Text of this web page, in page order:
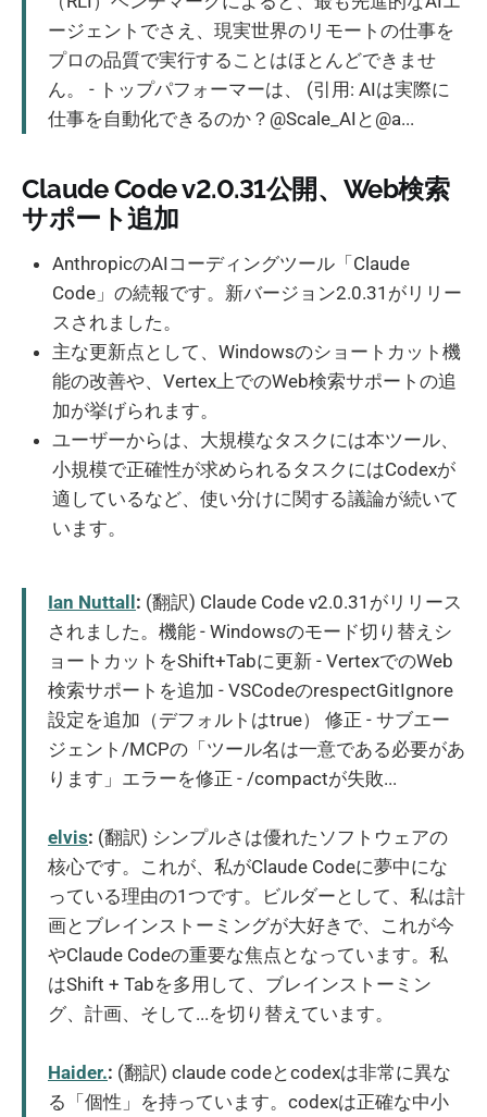
ージェントでさえ、現実世界のリモートの仕事を
プロの品質で実行することはほとんどできませ
ん。 - トップパフォーマーは、 (引用: AIは実際に
仕事を自動化できるのか？@Scale_AIと@a...
Claude Code v2.0.31公開、Web検索
サポート追加
AnthropicのAIコーディングツール「Claude
Code」の続報です。新バージョン2.0.31がリリー
スされました。
主な更新点として、Windowsのショートカット機
能の改善や、Vertex上でのWeb検索サポートの追
加が挙げられます。
ユーザーからは、大規模なタスクには本ツール、
小規模で正確性が求められるタスクにはCodexが
適しているなど、使い分けに関する議論が続いて
います。
Ian Nuttall: (翻訳) Claude Code v2.0.31がリリース
されました。機能 - Windowsのモード切り替えシ
ョートカットをShift+Tabに更新 - VertexでのWeb
検索サポートを追加 - VSCodeのrespectGitIgnore
設定を追加（デフォルトはtrue） 修正 - サブエー
ジェント/MCPの「ツール名は一意である必要があ
ります」エラーを修正 - /compactが失敗...
elvis: (翻訳) シンプルさは優れたソフトウェアの
核心です。これが、私がClaude Codeに夢中にな
っている理由の1つです。ビルダーとして、私は計
画とブレインストーミングが大好きで、これが今
やClaude Codeの重要な焦点となっています。私
はShift + Tabを多用して、ブレインストーミン
グ、計画、そして...を切り替えています。
Haider.: (翻訳) claude codeとcodexは非常に異な
る「個性」を持っています。codexは正確な中小